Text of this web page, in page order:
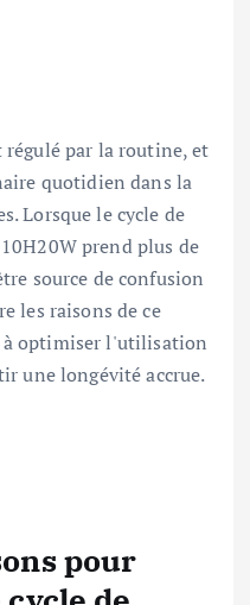
par la routine, et
quotidien dans la
Lorsque le cycle de
prend plus de
source de confusion
les raisons de ce
à optimiser l'utilisation
une longévité accrue.
pour